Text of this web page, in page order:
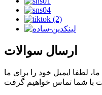
ارسال سوالات
لطفا ایمیل خود را برای ما